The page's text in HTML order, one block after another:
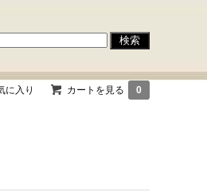
に入り カートを見る 0